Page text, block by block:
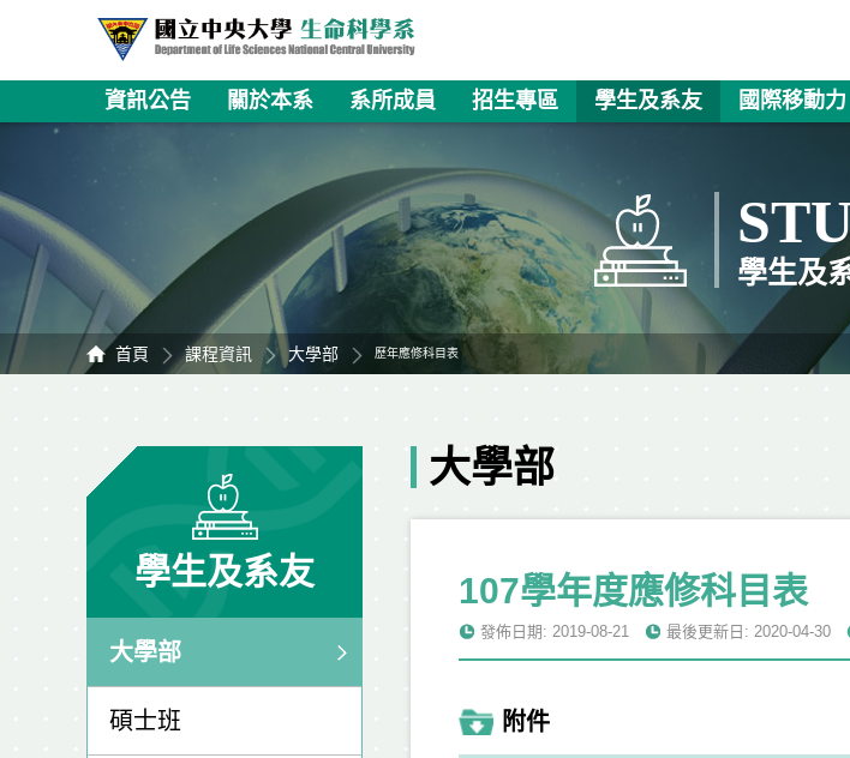
資訊公告 關於本系 系所成員 招生專區 學生及系友 國際移動力
學生及
首頁 課程資訊 大學部 歷年應修科目表
學生及系友
大學部
碩士班
大學部
107學年度應修科目表
發佈日期: 2019-08-21 最後更新日: 2020-04-30
附件